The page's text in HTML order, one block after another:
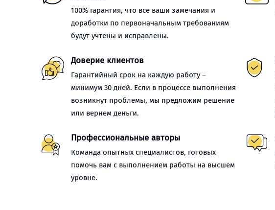
100% гарантия, что все ваши замечания и
доработки по первоначальным требованиям
будут учтены и исправлены.
Доверие клиентов
Гарантийный срок на каждую работу –
минимум 30 дней. Если в процессе выполнения
возникнут проблемы, мы предложим решение
или вернем деньги.
Профессиональные авторы
Команда опытных специалистов, готовых
помочь вам с выполнением работы на высшем
уровне.